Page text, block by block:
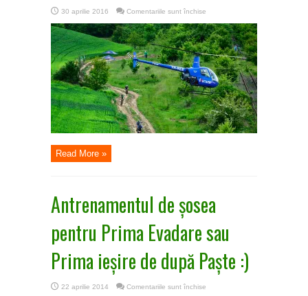
30 aprilie 2016 Comentariile sunt închise
Prima
Evadare
–
8
mai
2016
Read More »
Antrenamentul de șosea
pentru Prima Evadare sau
Prima ieșire de după Paște :)
22 aprilie 2014 Comentariile sunt închise